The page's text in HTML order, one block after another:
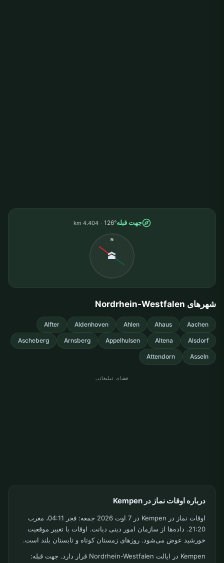
جهت قبله126°
4.404 km
N
🕋
شهرهای Nordrhein-Westfalen
Aachen
Ahaus
Ahlen
Aldenhoven
Alfter
Alsdorf
Altena
Appelhulsen
Arnsberg
Ascheberg
Asseln
Attendorn
فضای تبلیغاتی
درباره اوقات نماز در Kempen
اوقات نماز در Kempen در 7 اوت 2026 جمعه: فجر 04:11، مغرب
21:20. داده‌ها از سازمان امور دینی دیانت. اوقات با تغییر موقعیت
خورشید عوض می‌شود. روزهای زمستان کوتاه و تابستان بلند است.
Kempen در ایالت Nordrhein-Westfalen قرار دارد. جهت قبله: